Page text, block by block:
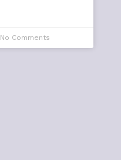
No Comments